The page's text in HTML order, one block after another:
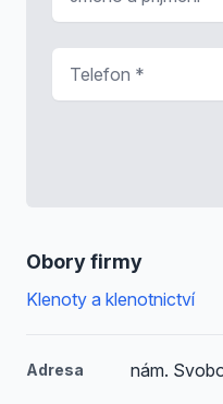
Obory firmy
Klenoty a klenotnictví
Adresa nám.